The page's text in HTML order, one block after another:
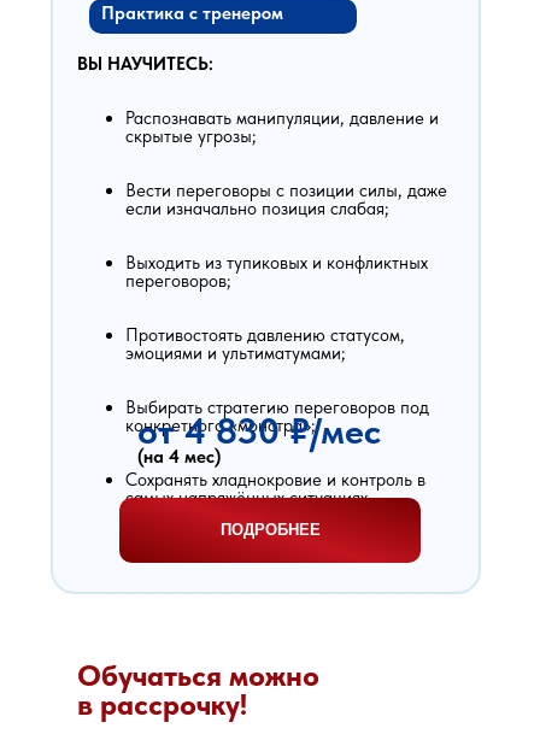
ВЫ НАУЧИТЕСЬ:
Распознавать манипуляции, давление и
скрытые угрозы;
Вести переговоры с позиции силы, даже
если изначально позиция слабая;
Выходить из тупиковых и конфликтных
переговоров;
Противостоять давлению статусом,
эмоциями и ультиматумами;
Выбирать стратегию переговоров под
конкретного «монстра»;
Сохранять хладнокровие и контроль в
самых напряжённых ситуациях.
от 4 830 ₽/мес
(на 4 мес)
ПОДРОБНЕЕ
Практика с тренером
Обучаться можно
в рассрочку!